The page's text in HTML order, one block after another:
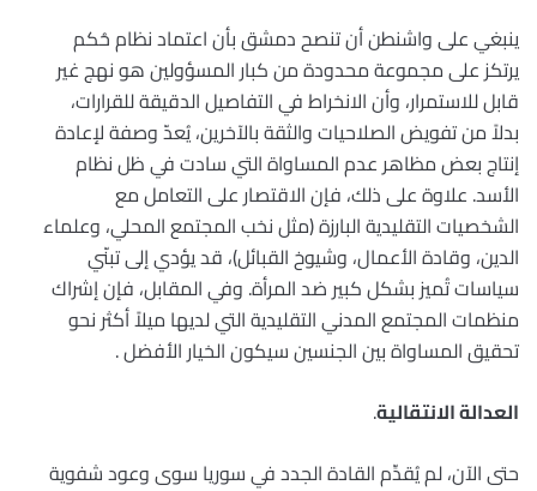
ينبغي على واشنطن أن تنصح دمشق بأن اعتماد نظام حُكم
يرتكز على مجموعة محدودة من كبار المسؤولين هو نهج غير
قابل للاستمرار، وأن الانخراط في التفاصيل الدقيقة للقرارات،
بدلاً من تفويض الصلاحيات والثقة بالآخرين، يُعدّ وصفة لإعادة
إنتاج بعض مظاهر عدم المساواة التي سادت في ظل نظام
الأسد. علاوة على ذلك، فإن الاقتصار على التعامل مع
الشخصيات التقليدية البارزة (مثل نخب المجتمع المحلي، وعلماء
الدين، وقادة الأعمال، وشيوخ القبائل)، قد يؤدي إلى تبنّي
سياسات تُميز بشكل كبير ضد المرأة. وفي المقابل، فإن إشراك
منظمات المجتمع المدني التقليدية التي لديها ميلاً أكثر نحو
تحقيق المساواة بين الجنسين سيكون الخيار الأفضل .
العدالة الانتقالية.
حتى الآن، لم يُقدِّم القادة الجدد في سوريا سوى وعود شفوية